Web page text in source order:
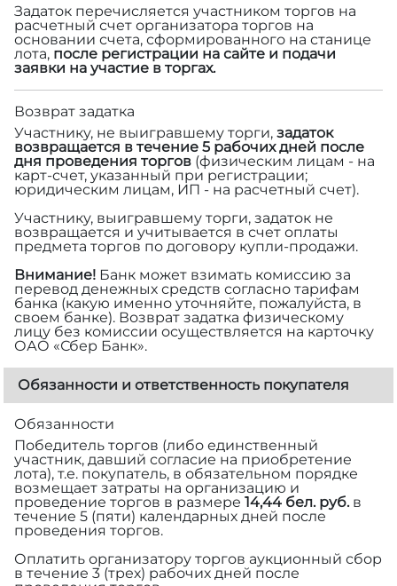
Задаток перечисляется участником торгов на
расчетный счет организатора торгов на
основании счета, сформированного на станице
лота, после регистрации на сайте и подачи
заявки на участие в торгах.
Возврат задатка
Участнику, не выигравшему торги, задаток
возвращается в течение 5 рабочих дней после
дня проведения торгов (физическим лицам - на
карт-счет, указанный при регистрации;
юридическим лицам, ИП - на расчетный счет).
Участнику, выигравшему торги, задаток не
возвращается и учитывается в счет оплаты
предмета торгов по договору купли-продажи.
Внимание! Банк может взимать комиссию за
перевод денежных средств согласно тарифам
банка (какую именно уточняйте, пожалуйста, в
своем банке). Возврат задатка физическому
лицу без комиссии осуществляется на карточку
ОАО «Сбер Банк».
Обязанности и ответственность покупателя
Обязанности
Победитель торгов (либо единственный
участник, давший согласие на приобретение
лота), т.е. покупатель, в обязательном порядке
возмещает затраты на организацию и
проведение торгов в размере 14,44 бел. руб.в
течение 5 (пяти) календарных дней после
проведения торгов.
Оплатить организатору торгов аукционный сбор
в течение 3 (трех) рабочих дней после